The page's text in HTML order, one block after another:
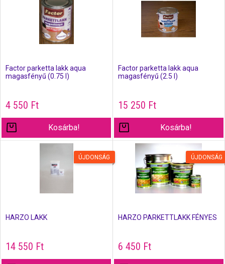
Factor parketta lakk aqua
magasfényű (0.75 l)
4 550 Ft
Kosárba!
Factor parketta lakk aqua
magasfényű (2.5 l)
15 250 Ft
Kosárba!
ÚJDONSÁG
HARZO LAKK
14 550 Ft
ÚJDONSÁG
HARZO PARKETTLAKK FÉNYES
6 450 Ft